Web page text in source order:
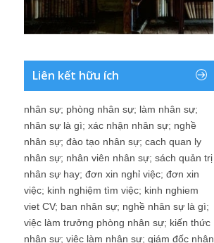
Liên kết hữu ích
nhân sự; phòng nhân sự; làm nhân sự;
nhân sự là gì; xác nhận nhân sự; nghề
nhân sự; đào tạo nhân sự; cach quan ly
nhân sự; nhân viên nhân sự; sách quản trị
nhân sự hay; đơn xin nghỉ việc; đơn xin
việc; kinh nghiệm tìm việc; kinh nghiem
viet CV; ban nhân sự; nghề nhân sự là gì;
việc làm trưởng phòng nhân sự; kiến thức
nhân sự; việc làm nhân sự; giám đốc nhân